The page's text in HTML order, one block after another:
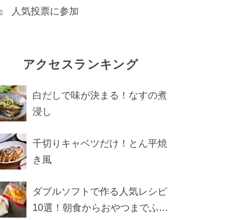
人気投票に参加
アクセスランキング
白だしで味が決まる！なすの煮
浸し
千切りキャベツだけ！とん平焼
き風
ダブルソフトで作る人気レシピ
10選！朝食からおやつまでふん